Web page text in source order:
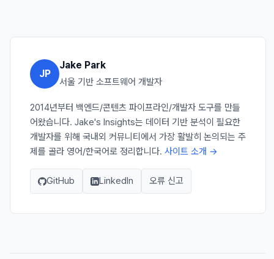
JP
Jake Park
서울 기반 소프트웨어 개발자
2014년부터 백엔드/콘텐츠 파이프라인/개발자 도구를 만들
어왔습니다. Jake's Insights는 데이터 기반 분석이 필요한
개발자를 위해 국내외 커뮤니티에서 가장 활발히 논의되는 주
제를 골라 영어/한국어로 정리합니다. 사이트 소개 →
GitHub LinkedIn 오류 신고